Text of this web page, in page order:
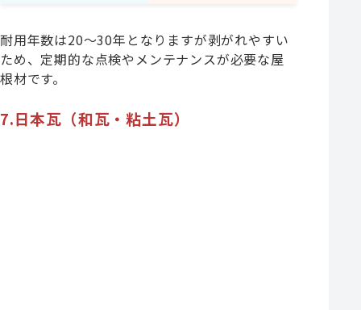
耐用年数は20～30年となりますが剥がれやすい
ため、定期的な点検やメンテナンスが必要な屋
根材です。
7.日本瓦（和瓦・粘土瓦）